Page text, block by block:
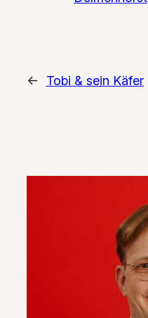
← Tobi & sein Käfer